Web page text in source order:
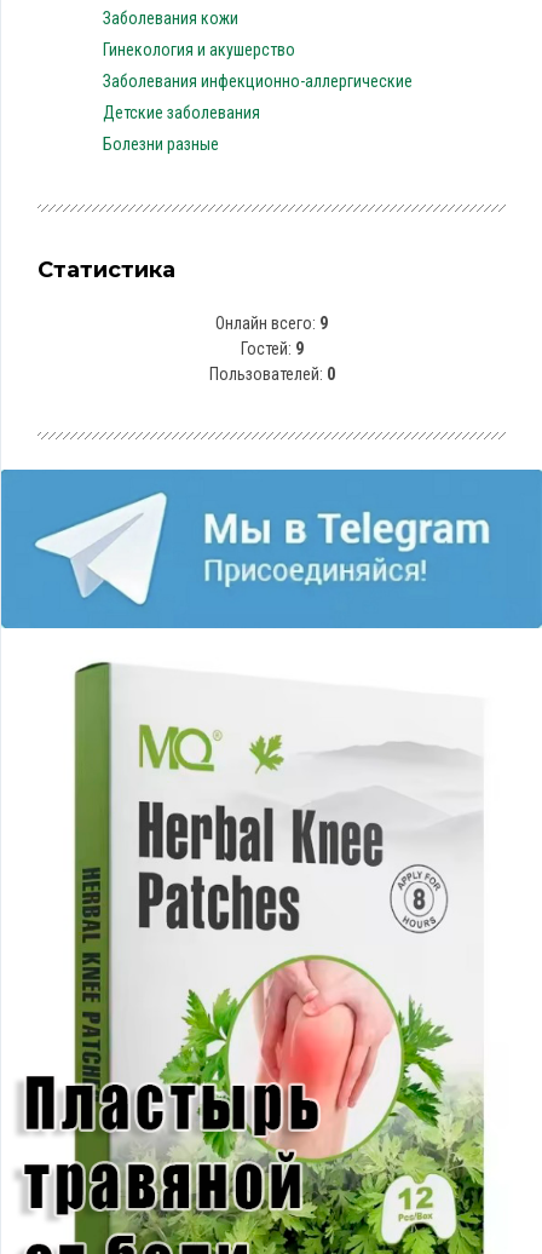
Заболевания кожи
Гинекология и акушерство
Заболевания инфекционно-аллергические
Детские заболевания
Болезни разные
Статистика
Онлайн всего: 9
Гостей: 9
Пользователей: 0